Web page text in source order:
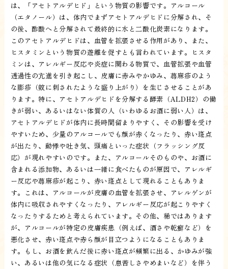
は、「アセトアルデヒド」という物質の影響です。アルコール
（エタノール）は、体内でまずアセトアルデヒドに分解され、そ
の後、酢酸へと分解されて最終的に水と二酸化炭素になります。
このアセトアルデヒドは、血管を拡張させる作用があり、また、
ヒスタミンという物質の遊離を促すとも言われています。ヒスタ
ミンは、アレルギー反応や炎症に関わる物質で、血管拡張や血管
透過性の亢進を引き起こし、皮膚に赤みやかゆみ、蕁麻疹のよう
な膨疹（蚊に刺されたような盛り上がり）を生じさせることがあ
ります。特に、アセトアルデヒドを分解する酵素（ALDH2）の働
きが弱い、あるいはない体質の人（いわゆるお酒に弱い人）は、
アセトアルデヒドが体内に長時間留まりやすく、その影響を受け
やすいため、少量のアルコールでも顔が赤くなったり、赤い斑点
が出たり、動悸や吐き気、頭痛といった症状（フラッシング反
応）が現れやすいのです。また、アルコールそのものや、お酒に
含まれる添加物、あるいは一緒に食べたものが原因で、アレルギ
ー反応や蕁麻疹が起こり、赤い斑点として現れることもありま
す。これは、アルコールが皮膚の血管を拡張させ、アレルゲンが
体内に吸収されやすくなったり、アレルギー反応が起こりやすく
なったりするためと考えられています。その他、稀ではあります
が、アルコールが特定の皮膚疾患（例えば、酒さや乾癬など）を
悪化させ、赤い斑点や赤ら顔が目立つようになることもありま
す。もし、お酒を飲んだ後に赤い斑点が頻繁に出る、かゆみが強
い、あるいは他の気になる症状（息苦しさやめまいなど）を伴う